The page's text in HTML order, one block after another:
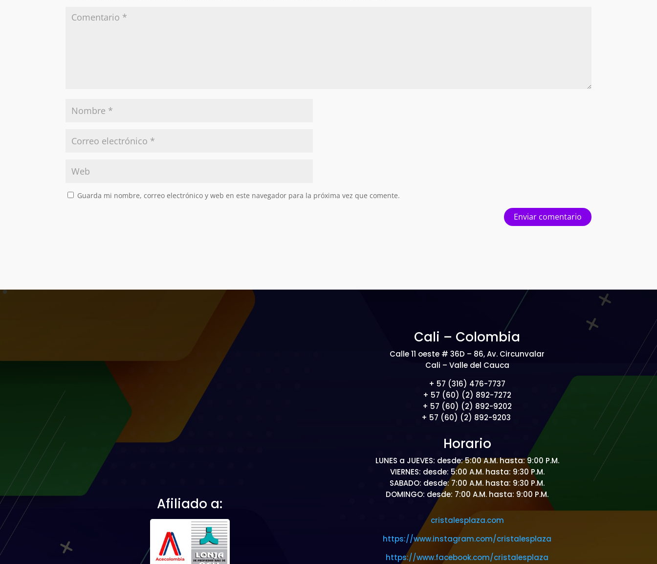
Guarda mi nombre, correo electrónico y web en este navegador para la próxima vez que comente.
Enviar comentario
Afiliado a:
Cali – Colombia
Calle 11 oeste # 36D – 86, Av. Circunvalar
Cali – Valle del Cauca
+ 57 (316) 476-7737
+ 57 (60) (2) 892-7272
+ 57 (60) (2) 892-9202
+ 57 (60) (2) 892-9203
Horario
LUNES a JUEVES: desde: 5:00 A.M. hasta: 9:00 P.M.
VIERNES: desde: 5:00 A.M. hasta: 9:30 P.M.
SABADO: desde: 7:00 A.M. hasta: 9:30 P.M.
DOMINGO: desde: 7:00 A.M. hasta: 9:00 P.M.
cristalesplaza.com
https://www.instagram.com/cristalesplaza
https://www.facebook.com/cristalesplaza